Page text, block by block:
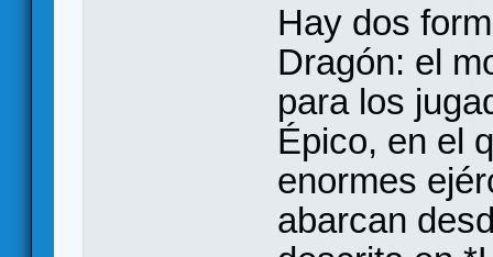
Hay dos
Dragón: el
para los
Épico, en el
enormes
abarcan